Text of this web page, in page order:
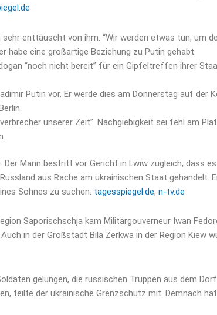
enttäuscht von ihm. “Wir werden etwas tun, um
eine großartige Beziehung zu Putin gehabt.
“noch nicht bereit” für ein Gipfeltreffen ihrer
Putin vor. Er werde dies am Donnerstag auf der
unserer Zeit”. Nachgiebigkeit sei fehl am
: Der Mann bestritt vor Gericht in Lwiw zugleich, dass
aus Rache am ukrainischen Staat gehandelt.
Sohnes zu suchen. tagesspiegel.de, n-tv.de
Saporischschja kam Militärgouverneur Iwan
in der Großstadt Bila Zerkwa in der Region Kiew
gelungen, die russischen Truppen aus dem
teilte der ukrainische Grenzschutz mit. Demnach